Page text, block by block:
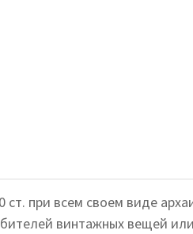
при всем своем виде
винтажных вещей